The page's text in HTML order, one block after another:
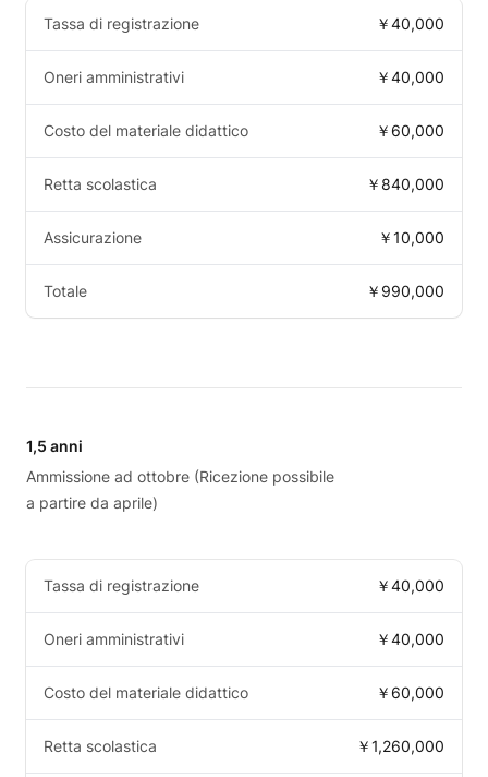
Tassa di registrazione ￥40,000
Oneri amministrativi ￥40,000
Costo del materiale didattico ￥60,000
Retta scolastica ￥840,000
Assicurazione ￥10,000
Totale ￥990,000
1,5 anni
Ammissione ad ottobre (Ricezione possibile
a partire da aprile)
Tassa di registrazione ￥40,000
Oneri amministrativi ￥40,000
Costo del materiale didattico ￥60,000
Retta scolastica ￥1,260,000